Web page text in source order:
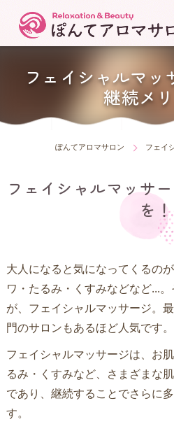
フェイシャルマッ
継続メ
ぽんてアロマサロン フェイ
フェイシャルマッサ
を！
大人になると気になってくるの
ワ・たるみ・くすみなどなど...
が、フェイシャルマッサージ。
門のサロンもあるほど人気です。
フェイシャルマッサージは、お
るみ・くすみなど、さまざまな
であり、継続することでさらに
す。